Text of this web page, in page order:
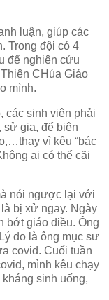
luận, giúp các
Trong đội có 4
để nghiên cứu
CHúa Giáo
mình.
các sinh viên phải
sử gia, để biện
vì kêu “bác
ai có thể cãi
nói ngược lại với
bị xử ngay. Ngày
bớt giáo điều. Ông
do là ông mục sư
covid. Cuối tuần
mình kêu chạy
sinh uống,